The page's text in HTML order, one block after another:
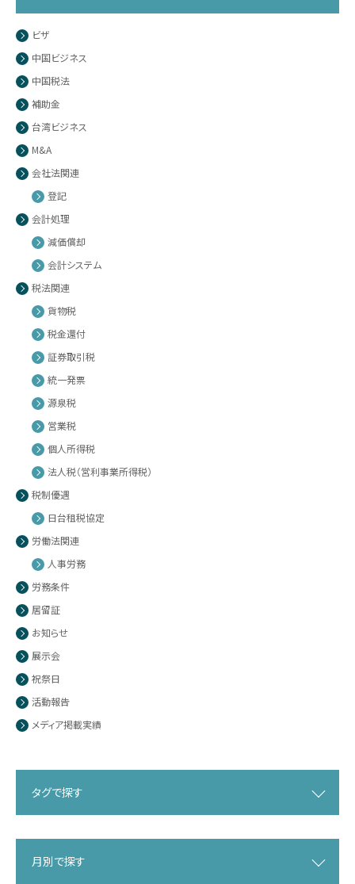
ビザ
中国ビジネス
中国税法
補助金
台湾ビジネス
M&A
会社法関連
登記
会計処理
減価償却
会計システム
税法関連
貨物税
税金還付
証券取引税
統一発票
源泉税
営業税
個人所得税
法人税（営利事業所得税）
税制優遇
日台租税協定
労働法関連
人事労務
労務条件
居留証
お知らせ
展示会
祝祭日
活動報告
メディア掲載実績
タグで探す
月別で探す